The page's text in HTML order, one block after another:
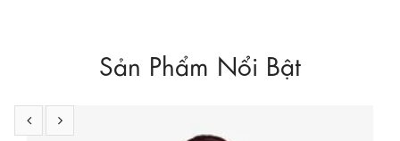
Sản Phẩm Nổi Bật